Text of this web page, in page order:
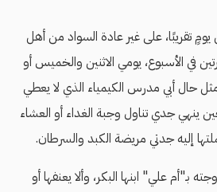
تقريبًا، على غير عادة السواد من أهل
في الأسبوع، يومي الاثنين والخميس أو
حال أبي مدرس الكيمياء الذي لا يعطي
ينهي جدي تناول وجبة الغداء أو العشاء
إليه جدتي مريضة الكبد والسرطان.
بـ"أم علي" ابنها البكر، وألا يعنفها أو